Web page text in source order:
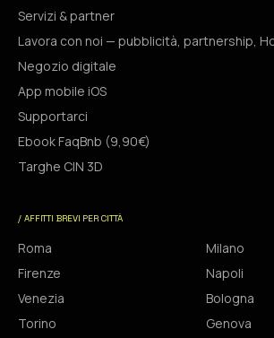
Servizi & partner
Lavora con noi — pubblicità, partnership,
Negozio digitale
App mobile iOS
Supportarci
Ebook FaqBnb (9,90€)
Targhe CIN 3D
/ AFFITTI BREVI PER CITTÀ
Roma
Milano
Firenze
Napoli
Venezia
Bologna
Torino
Genova